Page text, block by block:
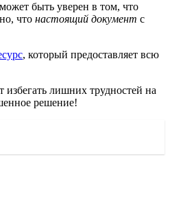
может быть уверен в том, что
что настоящий документ с
, который предоставляет всю
избегать лишних трудностей на
решение!